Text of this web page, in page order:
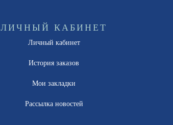
ЛИЧНЫЙ КАБИНЕТ
Личный кабинет
История заказов
Мои закладки
Рассылка новостей